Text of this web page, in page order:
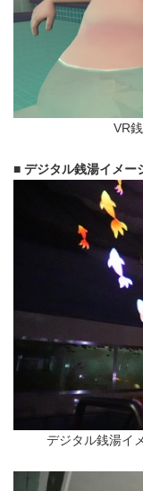
VR
■ デジタル銭湯イメ
デジタル銭湯イ